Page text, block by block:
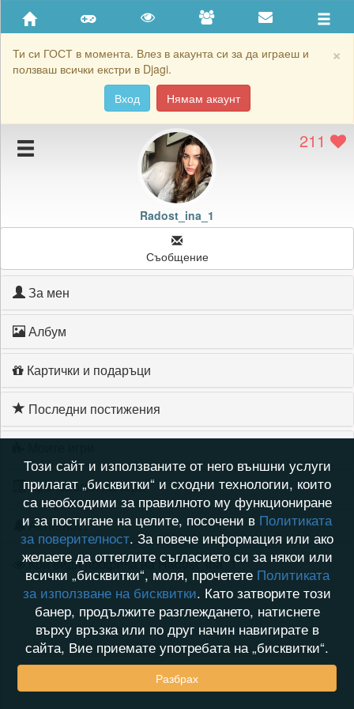
×
Ти си ГОСТ в момента. Влез в акаунта си за да играеш и
ползваш всички екстри в Djagi.
Вход
Нямам акаунт
Приятели
Хронология на игри
Подаръците на Radost_ina_1
Картичките на Radost_ina_1
Блокирай Radost_ina_1
211
Radost_ina_1
Съобщение
За мен
Албум
Картички и подаръци
Последни постижения
Хронология на игри
Активност
Кой видя профила на Radost_ina_1
Този сайт и използваните от него външни услуги
прилагат „бисквитки“ и сходни технологии, които
са необходими за правилното му функциониране
и за постигане на целите, посочени в Политиката
за поверителност. За повече информация или ако
желаете да оттеглите съгласието си за някои или
всички „бисквитки“, моля, прочетете Политиката
за използване на бисквитки. Като затворите този
банер, продължите разглеждането, натиснете
върху връзка или по друг начин навигирате в
сайта, Вие приемате употребата на „бисквитки“.
Разбрах